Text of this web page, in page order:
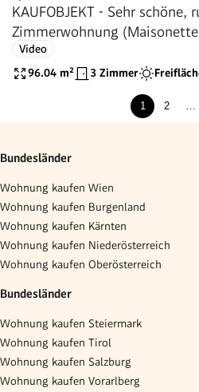
KAUFOBJEKT - Sehr schöne,
Zimmerwohnung
Geidorf!
Video
96.04 m² 3 Zimmer
1 2
Bundesländer
Wohnung kaufen Wien
Wohnung kaufen Burgenland
Wohnung kaufen Kärnten
Wohnung kaufen Niederösterreich
Wohnung kaufen Oberösterreich
Bundesländer
Wohnung kaufen Steiermark
Wohnung kaufen Tirol
Wohnung kaufen Salzburg
Wohnung kaufen Vorarlberg